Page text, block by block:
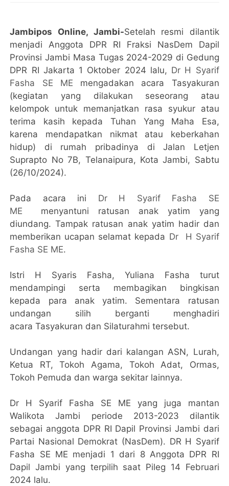
Jambipos Online, Jambi-Setelah resmi dilantik
menjadi Anggota DPR RI Fraksi NasDem Dapil
Provinsi Jambi Masa Tugas 2024-2029 di Gedung
DPR RI Jakarta 1 Oktober 2024 lalu, Dr H Syarif
Fasha SE ME mengadakan acara Tasyakuran
(kegiatan yang dilakukan seseorang atau
kelompok untuk memanjatkan rasa syukur atau
terima kasih kepada Tuhan Yang Maha Esa,
karena mendapatkan nikmat atau keberkahan
hidup) di rumah pribadinya di Jalan Letjen
Suprapto No 7B, Telanaipura, Kota Jambi, Sabtu
(26/10/2024).
Pada acara ini Dr H Syarif Fasha SE
ME
menyantuni ratusan anak yatim yang
diundang. Tampak ratusan anak yatim hadir dan
memberikan ucapan selamat kepada Dr H Syarif
Fasha SE ME.
Istri H Syaris Fasha, Yuliana Fasha turut
mendampingi serta membagikan bingkisan
kepada para anak yatim. Sementara ratusan
undangan silih berganti menghadiri
acaraTasyakuran dan Silaturahmi tersebut.
Undangan yang hadir dari kalangan ASN, Lurah,
Ketua RT, Tokoh Agama, Tokoh Adat, Ormas,
Tokoh Pemuda dan warga sekitar lainnya.
Dr H Syarif Fasha SE ME yang juga mantan
Walikota Jambi periode 2013-2023 dilantik
sebagai anggota DPR RI Dapil Provinsi Jambi dari
Partai Nasional Demokrat (NasDem). DR H Syarif
Fasha SE ME menjadi 1 dari 8 Anggota DPR RI
Dapil Jambi yang terpilih saat Pileg 14 Februari
2024 lalu.